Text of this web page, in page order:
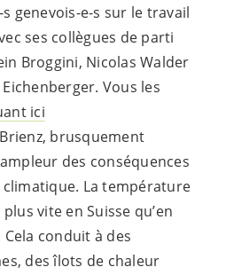
genevois-e-s sur le travail
ses collègues de parti
Broggini, Nicolas Walder
. Vous les
ici
brusquement
des conséquences
La température
vite en Suisse qu’en
conduit à des
des îlots de chaleur